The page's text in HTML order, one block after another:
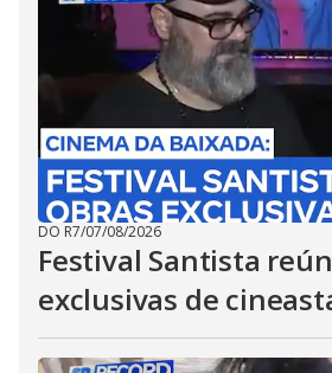
DO R7/07/08/2026
Festival Santista
exclusivas de